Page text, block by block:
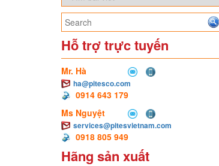
Hỗ trợ trực tuyến
Mr. Hà
ha@pitesco.com
0914 643 179
Ms Nguyệt
services@pitesvietnam.com
0918 805 949
Hãng sản xuất